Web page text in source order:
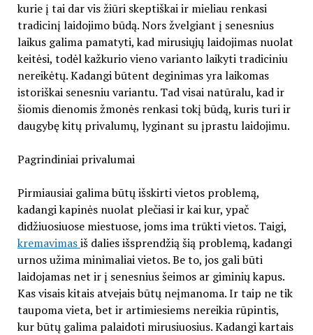
kurie į tai dar vis žiūri skeptiškai ir mieliau renkasi
tradicinį laidojimo būdą. Nors žvelgiant į senesnius
laikus galima pamatyti, kad mirusiųjų laidojimas nuolat
keitėsi, todėl kažkurio vieno varianto laikyti tradiciniu
nereikėtų. Kadangi būtent deginimas yra laikomas
istoriškai senesniu variantu. Tad visai natūralu, kad ir
šiomis dienomis žmonės renkasi tokį būdą, kuris turi ir
daugybę kitų privalumų, lyginant su įprastu laidojimu.
Pagrindiniai privalumai
Pirmiausiai galima būtų išskirti vietos problemą,
kadangi kapinės nuolat plečiasi ir kai kur, ypač
didžiuosiuose miestuose, joms ima trūkti vietos. Taigi,
kremavimasiš dalies išsprendžią šią problemą, kadangi
urnos užima minimaliai vietos. Be to, jos gali būti
laidojamas net ir į senesnius šeimos ar giminių kapus.
Kas visais kitais atvejais būtų neįmanoma. Ir taip ne tik
taupoma vieta, bet ir artimiesiems nereikia rūpintis,
kur būtų galima palaidoti mirusiuosius. Kadangi kartais